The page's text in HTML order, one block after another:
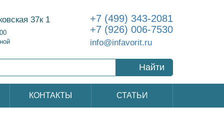
37к 1
+7 (499) 343-2081
+7 (926) 006-7530
info@infavorit.ru
Найти
КОНТАКТЫ СТАТЬИ